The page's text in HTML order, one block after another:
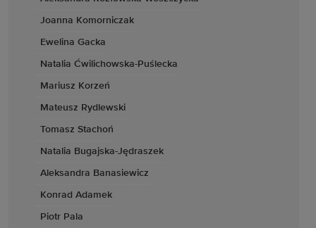
Joanna Komorniczak
Ewelina Gacka
Natalia Ćwilichowska-Puślecka
Mariusz Korzeń
Mateusz Rydlewski
Tomasz Stachoń
Natalia Bugajska-Jędraszek
Aleksandra Banasiewicz
Konrad Adamek
Piotr Pala